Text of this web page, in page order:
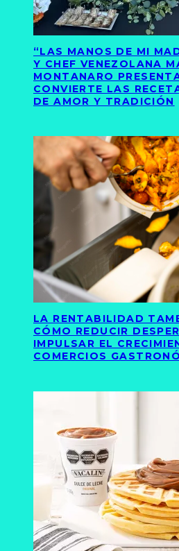
“LAS MANOS DE MI
Y CHEF VENEZOLANA
MONTANARO
CONVIERTE LAS
DE AMOR Y TRADICIÓN
LA RENTABILIDAD
CÓMO REDUCIR
IMPULSAR EL
COMERCIOS